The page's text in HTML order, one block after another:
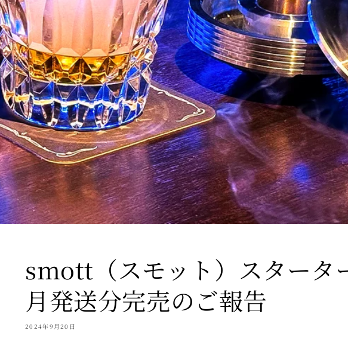
smott（スモット）スタータ
月発送分完売のご報告
2024年9月20日